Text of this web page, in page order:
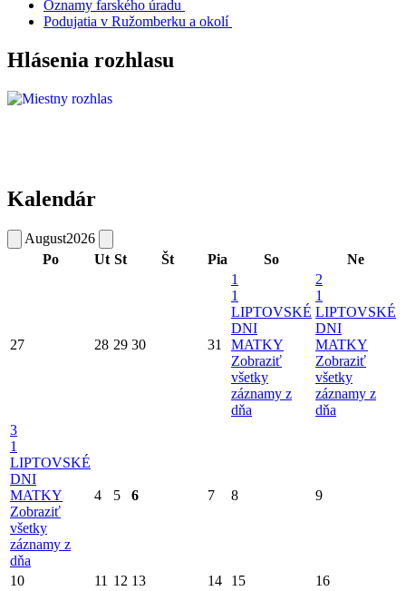
Oznamy farského úradu
Podujatia v Ružomberku a okolí
Hlásenia rozhlasu
Kalendár
August2026
Po
Ut St Št Pia So Ne
27 28 29 30 31
1
1
LIPTOVSKÉ
DNI
MATKY
Zobraziť
všetky
záznamy z
dňa
2
1
LIPTOVSKÉ
DNI
MATKY
Zobraziť
všetky
záznamy z
dňa
3
1
LIPTOVSKÉ
DNI
MATKY
Zobraziť
všetky
záznamy z
dňa
4 5 6 7 8 9
10 11 12 13 14 15 16